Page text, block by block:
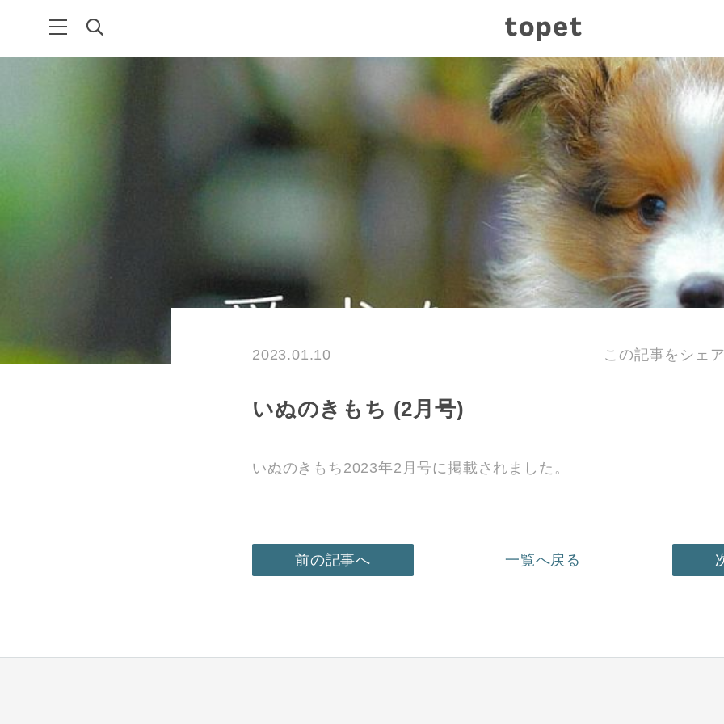
2023.01.10 この記事をシェ
いぬのきもち (2月号)
いぬのきもち2023年2月号に掲載されました。
前の記事へ 一覧へ戻る